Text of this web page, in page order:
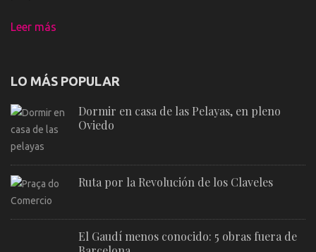
Leer más
LO MÁS POPULAR
Dormir en casa de las Pelayas, en pleno
Oviedo
Ruta por la Revolución de los Claveles
El Gaudí menos conocido: 5 obras fuera de